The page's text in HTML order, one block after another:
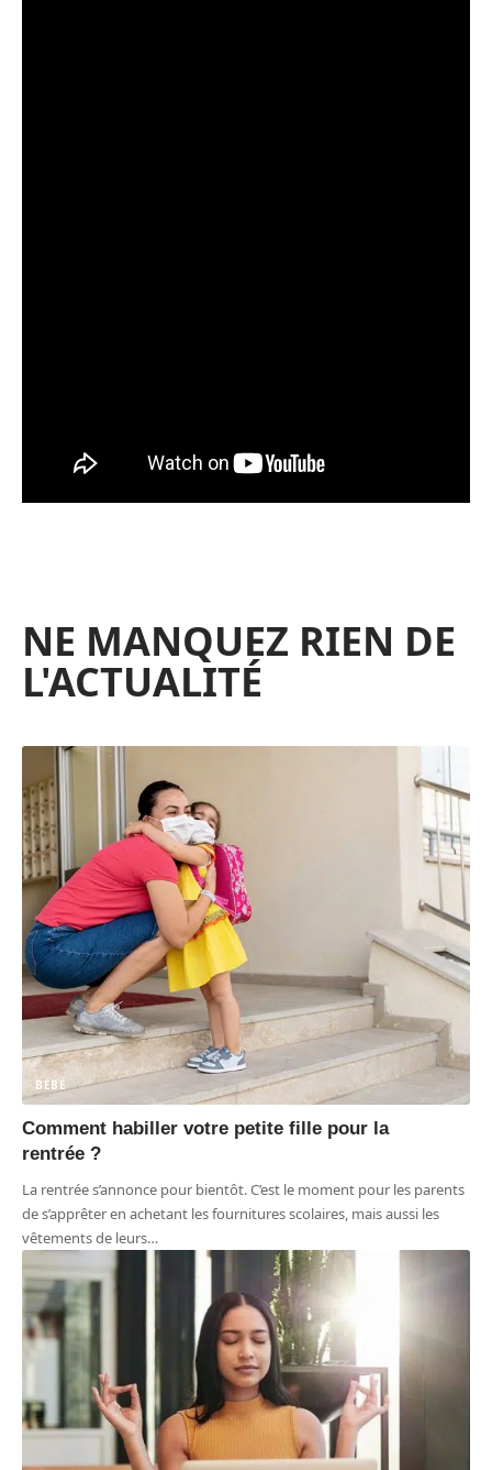
NE MANQUEZ RIEN DE
L'ACTUALITÉ
BÉBÉ
Comment habiller votre petite fille pour la
rentrée ?
La rentrée s’annonce pour bientôt. C’est le moment pour les parents
de s’apprêter en achetant les fournitures scolaires, mais aussi les
vêtements de leurs…